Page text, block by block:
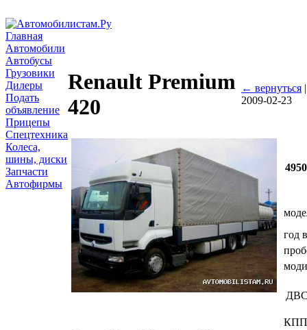
Главная
Автомобили
Автобусы
Грузовики
Дилеры
Подать
объявление
Прицепы
Спецтехника
Колеса,
шины, диски
Запчасти
Автофирмы
Renault Premium
420
← вернуться
2009-02-23
год
КПП